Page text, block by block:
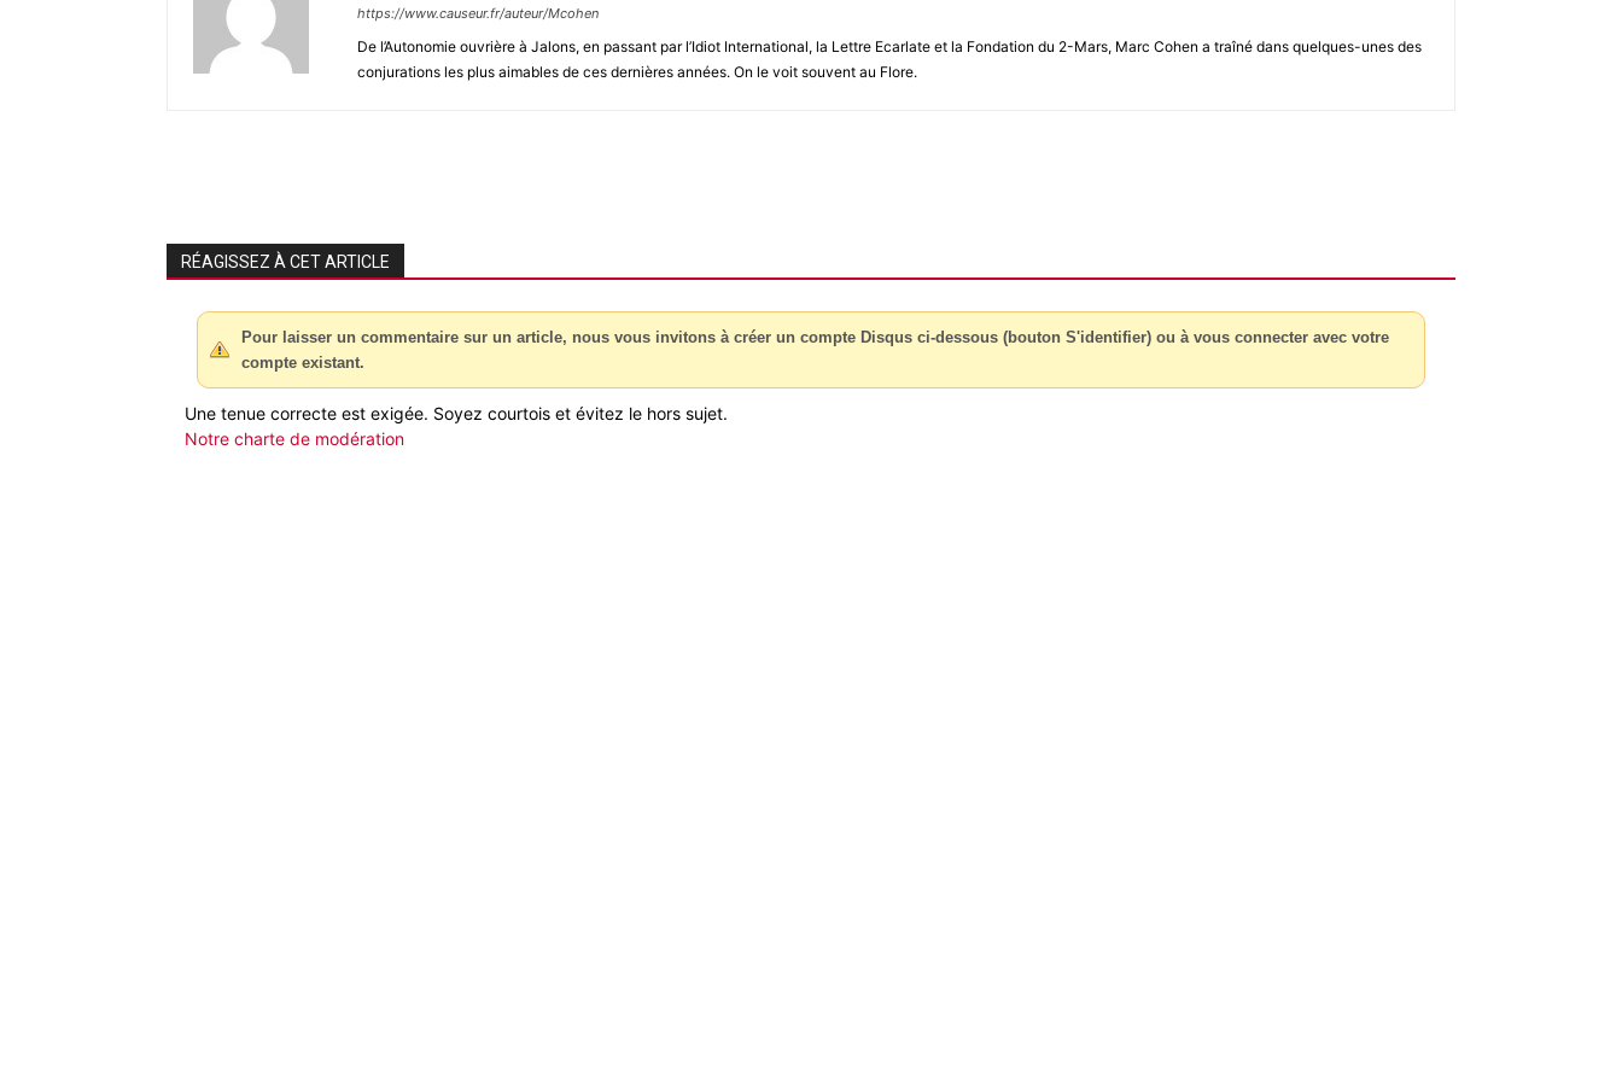
https://www.causeur.fr/auteur/Mcohen
De l’Autonomie ouvrière à Jalons, en passant par l’Idiot International, la Lettre Ecarlate et la Fondation du 2-Mars, Marc Cohen a traîné dans quelques-unes des
conjurations les plus aimables de ces dernières années. On le voit souvent au Flore.
RÉAGISSEZ À CET ARTICLE
Pour laisser un commentaire sur un article, nous vous invitons à créer un compte Disqus ci-dessous (bouton S'identifier) ou à vous connecter avec votre
compte existant.
Une tenue correcte est exigée. Soyez courtois et évitez le hors sujet.
Notre charte de modération